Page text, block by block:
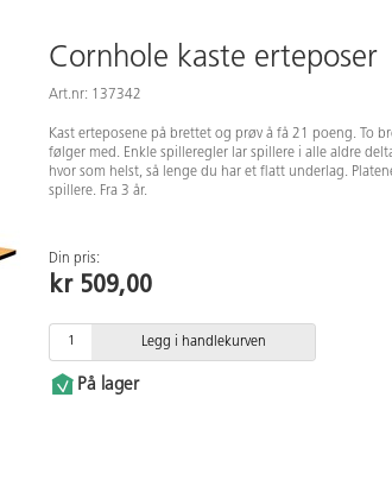
Cornhole kaste erteposer
Art.nr: 137342
Kast erteposene på brettet og prøv å få 21 poeng. To
følger med. Enkle spilleregler lar spillere i alle aldre
hvor som helst, så lenge du har et flatt underlag.
spillere. Fra 3 år.
Din pris:
kr 509,00
Legg i handlekurven
På lager